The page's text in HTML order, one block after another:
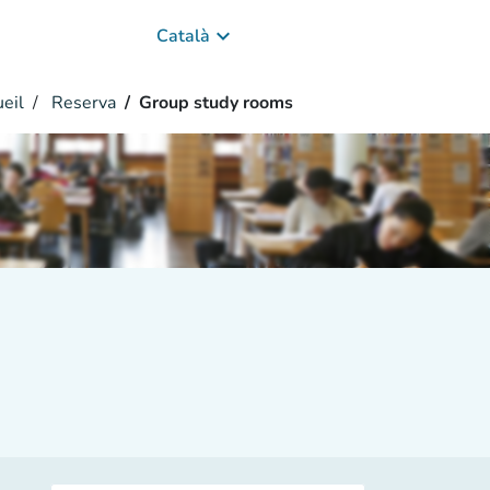
Català keyboard_arrow_down
Reserva Group study rooms